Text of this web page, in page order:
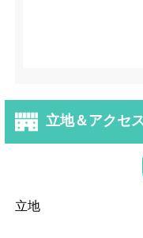
立地＆アクセ
立地